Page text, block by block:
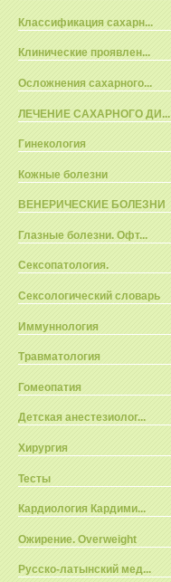
Классификация сахарн...
Клинические проявлен...
Осложнения сахарного...
ЛЕЧЕНИЕ САХАРНОГО ДИ...
Гинекология
Кожные болезни
ВЕНЕРИЧЕСКИЕ БОЛЕЗНИ
Глазные болезни. Офт...
Сексопатология.
Сексологический словарь
Иммуннология
Травматология
Гомеопатия
Детская анестезиолог...
Хирургия
Тесты
Кардиология Кардими...
Ожирение. Overweight
Русско-латынский мед...